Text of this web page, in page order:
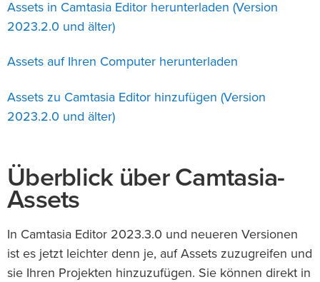
Überblick über Camtasia-
Assets
In Camtasia Editor 2023.3.0 und neueren Versionen
ist es jetzt leichter denn je, auf Assets zuzugreifen und
sie Ihren Projekten hinzuzufügen. Sie können direkt in
Assets in Camtasia Editor herunterladen (Version
2023.2.0 und älter)
Assets auf Ihren Computer herunterladen
Assets zu Camtasia Editor hinzufügen (Version
2023.2.0 und älter)